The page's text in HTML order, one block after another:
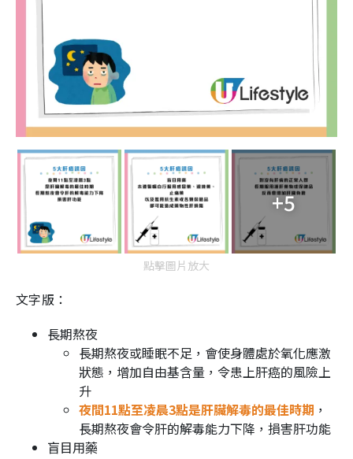
+5
點擊圖片放大
文字版：
長期熬夜
長期熬夜或睡眠不足，會使身體處於氧化應激
狀態，增加自由基含量，令患上肝癌的風險上
升
夜間11點至凌晨3點是肝臟解毒的最佳時期 ，
長期熬夜會令肝的解毒能力下降，損害肝功能
盲目用藥